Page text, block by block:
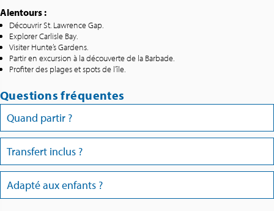
Alentours :
Découvrir St. Lawrence Gap.
Explorer Carlisle Bay.
Visiter Hunte’s Gardens.
Partir en excursion à la découverte de la Barbade.
Profiter des plages et spots de l’île.
Questions fréquentes
Quand partir ?
Transfert inclus ?
Adapté aux enfants ?